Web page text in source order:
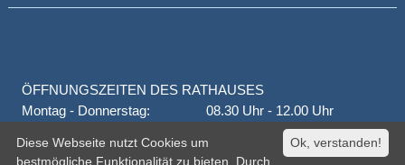
ÖFFNUNGSZEITEN DES RATHAUSES
Montag - Donnerstag:
08.30 Uhr - 12.00 Uhr
14.00 Uhr - 18.00 Uhr
jeden 1. und 3. Montag
16.00 Uhr - 18.00 UhrOk, verstanden!
Diese Webseite nutzt Cookies um
bestmögliche Funktionalität zu bieten. Durch